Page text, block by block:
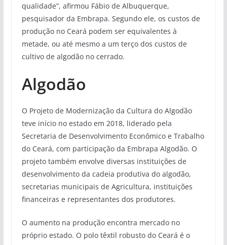
qualidade”, afirmou Fábio de Albuquerque,
pesquisador da Embrapa. Segundo ele, os custos de
produção no Ceará podem ser equivalentes à
metade, ou até mesmo a um terço dos custos de
cultivo de algodão no cerrado.
Algodão
O Projeto de Modernização da Cultura do Algodão
teve início no estado em 2018, liderado pela
Secretaria de Desenvolvimento Econômico e Trabalho
do Ceará, com participação da Embrapa Algodão. O
projeto também envolve diversas instituições de
desenvolvimento da cadeia produtiva do algodão,
secretarias municipais de Agricultura, instituições
financeiras e representantes dos produtores.
O aumento na produção encontra mercado no
próprio estado. O polo têxtil robusto do Ceará é o